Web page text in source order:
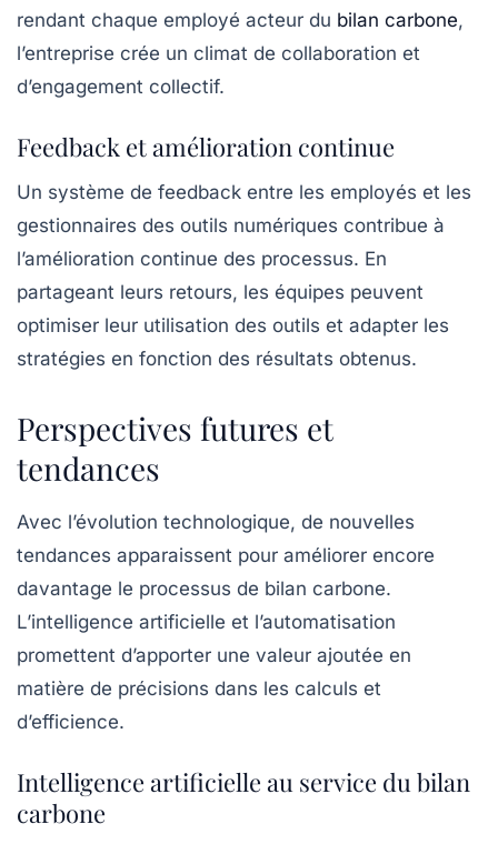
rendant chaque employé acteur du bilan carbone,
l’entreprise crée un climat de collaboration et
d’engagement collectif.
Feedback et amélioration continue
Un système de feedback entre les employés et les
gestionnaires des outils numériques contribue à
l’amélioration continue des processus. En
partageant leurs retours, les équipes peuvent
optimiser leur utilisation des outils et adapter les
stratégies en fonction des résultats obtenus.
Perspectives futures et
tendances
Avec l’évolution technologique, de nouvelles
tendances apparaissent pour améliorer encore
davantage le processus de bilan carbone.
L’intelligence artificielle et l’automatisation
promettent d’apporter une valeur ajoutée en
matière de précisions dans les calculs et
d’efficience.
Intelligence artificielle au service du bilan
carbone